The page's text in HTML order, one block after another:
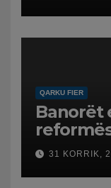
Mesme
dhe
QARKU FIER
Banorët
qytetit
31 KORRIK,